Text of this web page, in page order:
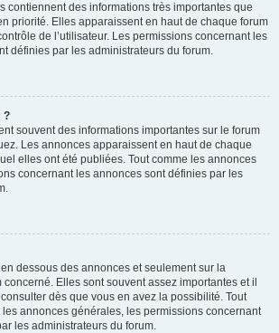
contiennent des informations très importantes que
priorité. Elles apparaissent en haut de chaque forum
de l’utilisateur. Les permissions concernant les
définies par les administrateurs du forum.
?
souvent des informations importantes sur le forum
Les annonces apparaissent en haut de chaque
elles ont été publiées. Tout comme les annonces
concernant les annonces sont définies par les
dessous des annonces et seulement sur la
Elles sont souvent assez importantes et il
dès que vous en avez la possibilité. Tout
annonces générales, les permissions concernant
les administrateurs du forum.